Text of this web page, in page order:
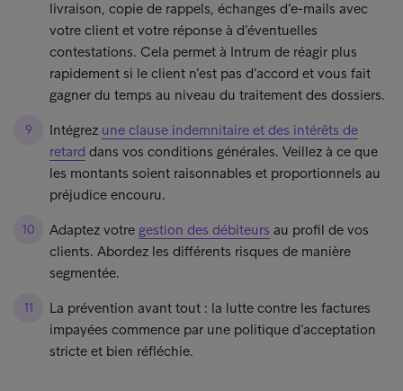
livraison, copie de rappels, échanges d’e-mails avec
votre client et votre réponse à d’éventuelles
contestations. Cela permet à Intrum de réagir plus
rapidement si le client n’est pas d’accord et vous fait
gagner du temps au niveau du traitement des dossiers.
Intégrez une clause indemnitaire et des intérêts de
retard dans vos conditions générales. Veillez à ce que
les montants soient raisonnables et proportionnels au
préjudice encouru.
Adaptez votre gestion des débiteurs au profil de vos
clients. Abordez les différents risques de manière
segmentée.
La prévention avant tout : la lutte contre les factures
impayées commence par une politique d’acceptation
stricte et bien réfléchie.